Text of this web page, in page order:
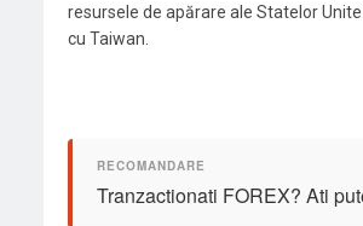
resursele de apărare ale Statelor
cu Taiwan.
Tranzactionati FOREX? Ati